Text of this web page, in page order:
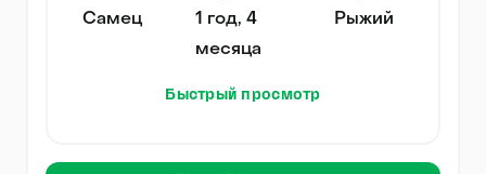
Самец
1 год, 4
месяца
Рыжий
Быстрый просмотр